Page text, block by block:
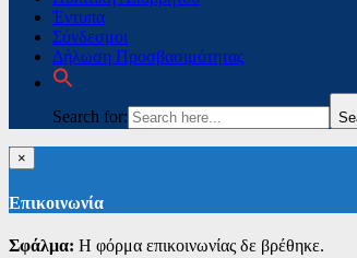
Έντυπα
Σύνδεσμοι
Δήλωση Προσβασιμότητας
Search for:
×
Επικοινωνία
Σφάλμα: Η φόρμα επικοινωνίας δε βρέθηκε.